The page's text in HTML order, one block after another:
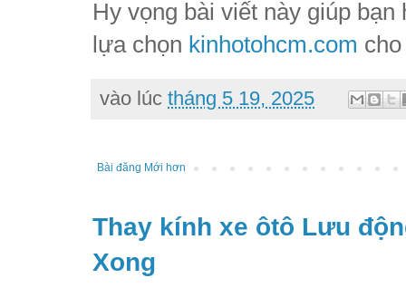
Hy vọng bài viết này giúp
lựa chọn kinhotohcm.com
vào lúc tháng 5 19, 2025
Bài đăng Mới hơn
Thay kính xe ôtô Lưu
Xong